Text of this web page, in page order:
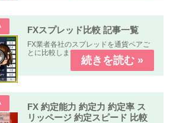
FXスプレッド比較 記事一覧
FX業者各社のスプレッドを通貨ペアご
とに比較します。
FX 約定能力 約定力 約定率 ス
リッページ 約定スピード 比較